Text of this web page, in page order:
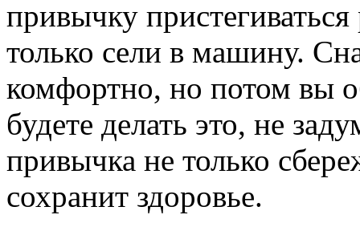
привычку
только сели в машину.
комфортно, но потом вы
будете делать это, не
привычка не только
сохранит здоровье.